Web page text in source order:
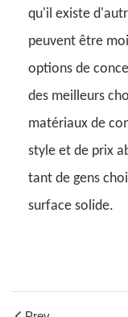
qu'il existe
peuvent être
options de
des meilleurs
matériaux de
style et de prix
tant de gens
surface solide.